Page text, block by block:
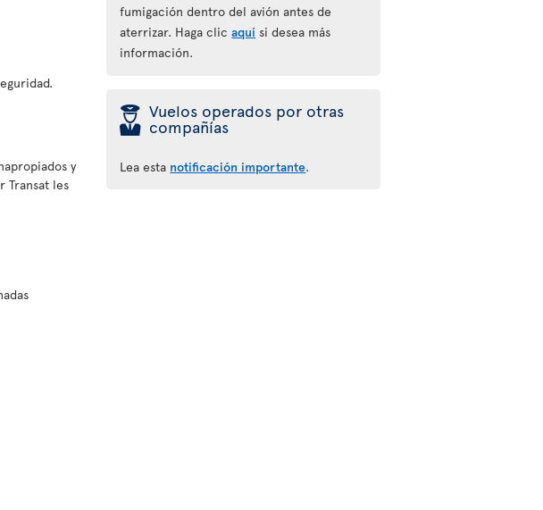
y
Transat les
fumigación dentro del avión antes de
aterrizar. Haga clicaquí si desea más
información.
þ Vuelos operados por otras
compañías
Lea esta notificación importante.